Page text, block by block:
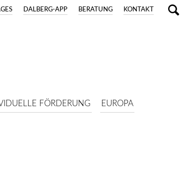
KONTAKT
BERATUNG
DALBERG-APP
FÖRDERUNG EUROPA